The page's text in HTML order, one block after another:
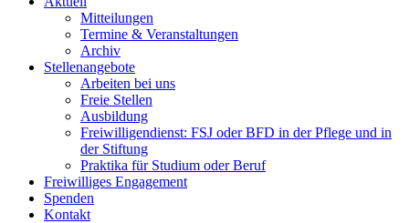
Mitteilungen
Termine & Veranstaltungen
Archiv
Stellenangebote
Arbeiten bei uns
Freie Stellen
Ausbildung
Freiwilligendienst: FSJ oder BFD in der Pflege und in
der Stiftung
Praktika für Studium oder Beruf
Freiwilliges Engagement
Spenden
Kontakt